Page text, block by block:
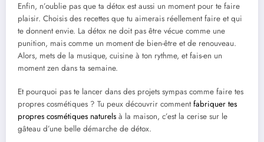
Enfin, n’oublie pas que ta détox est aussi un moment pour te faire
plaisir. Choisis des recettes que tu aimerais réellement faire et qui
te donnent envie. La détox ne doit pas être vécue comme une
punition, mais comme un moment de bien-être et de renouveau.
Alors, mets de la musique, cuisine à ton rythme, et fais-en un
moment zen dans ta semaine.
Et pourquoi pas te lancer dans des projets sympas comme faire tes
propres cosmétiques ? Tu peux découvrir commentfabriquer tes
propres cosmétiques naturels à la maison, c’est la cerise sur le
gâteau d’une belle démarche de détox.